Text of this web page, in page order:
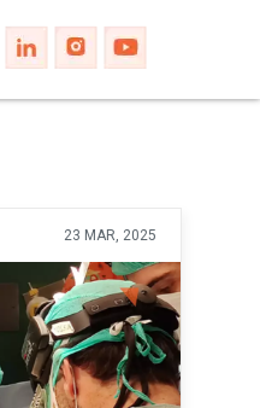
23 MAR, 2025